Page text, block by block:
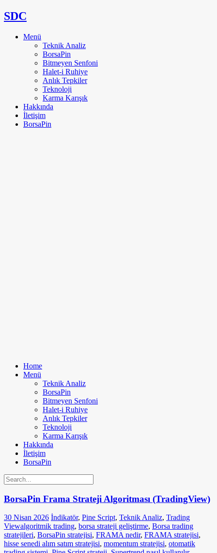
SDC
Menü
Teknik Analiz
BorsaPin
Bitmeyen Senfoni
Halet-i Ruhiye
Anlık Tepkiler
Teknoloji
Karma Karışık
Hakkında
İletişim
BorsaPin
Home
Menü
Teknik Analiz
BorsaPin
Bitmeyen Senfoni
Halet-i Ruhiye
Anlık Tepkiler
Teknoloji
Karma Karışık
Hakkında
İletişim
BorsaPin
BorsaPin Frama Strateji Algoritması (TradingView)
30 Nisan 2026 İndikatör, Pine Script, Teknik Analiz, Trading
Viewalgoritmik trading, borsa strateji geliştirme, Borsa trading
stratejileri, BorsaPin stratejisi, FRAMA nedir, FRAMA stratejisi,
hisse senedi alım satım stratejisi, momentum stratejisi, otomatik